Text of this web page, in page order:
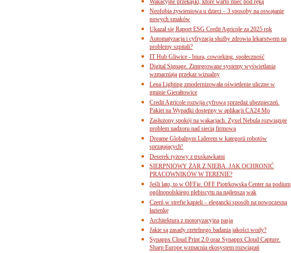
Neofobia żywieniowa u dzieci – 3 sposoby na oswajanie
nowych smaków
Ukazał się Raport ESG Credit Agricole za 2025 rok
Automatyzacja i cyfryzacja służby zdrowia lekarstwem na
problemy szpitali?
IT Hub Gliwice - biura, coworking, społeczność
Digital Signage. Zintegrowane systemy wyświetlania
wzmacniają przekaz wizualny
Lena Lighting zmodernizowała oświetlenie uliczne w
gminie Gierałtowice
Credit Agricole rozwija cyfrową sprzedaż ubezpieczeń.
Pakiet na Wypadki dostępny w aplikacji CA24 Mo
Zasłużony spokój na wakacjach. Zyxel Nebula rozwiązuje
problem nadzoru nad siecią firmową
Dreame Globalnym Liderem w kategorii robotów
sprzątających!
Deserek ryżowy z truskawkami
SIERPNIOWY ŻAR Z NIEBA. JAK OCHRONIĆ
PRACOWNIKÓW W TERENIE?
Jeśli lato, to w OFFie. OFF Piotrkowska Center na podium
ogólnopolskiego plebiscytu na najlepszą wak
Czerń w strefie kąpieli – elegancki sposób na nowoczesną
łazienkę
Architektura z motoryzacyjną pasją
Jakie są zasady rzetelnego badania jakości wody?
Synappx Cloud Print 2.0 oraz Synappx Cloud Capture.
Sharp Europe wzmacnia ekosystem rozwiązań